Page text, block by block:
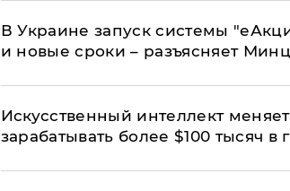
В Украине запуск системы
и новые сроки – разъясняет
Искусственный интеллект
зарабатывать более $100 тысяч в